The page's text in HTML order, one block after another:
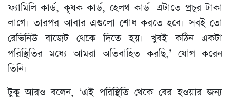
ফ্যামিলি কার্ড, কৃষক কার্ড, হেলথ কার্ড—এটাতে প্রচুর টাকা
লাগে। তারপর আবার এগুলো শোধ করতে হবে। সবই তো
রেভিনিউ বাজেট থেকে দিতে হয়। খুবই কঠিন একটা
পরিস্থিতির মধ্যে আমরা অতিবাহিত করছি,’ যোগ করেন
তিনি।
টুকু আরও বলেন, ‘এই পরিস্থিতি থেকে বের হওয়ার জন্য